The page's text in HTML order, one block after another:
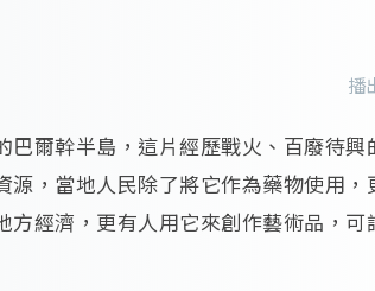
播
巴爾幹半島，這片經歷戰火、百廢待興
源，當地人民除了將它作為藥物使用，
方經濟，更有人用它來創作藝術品，可